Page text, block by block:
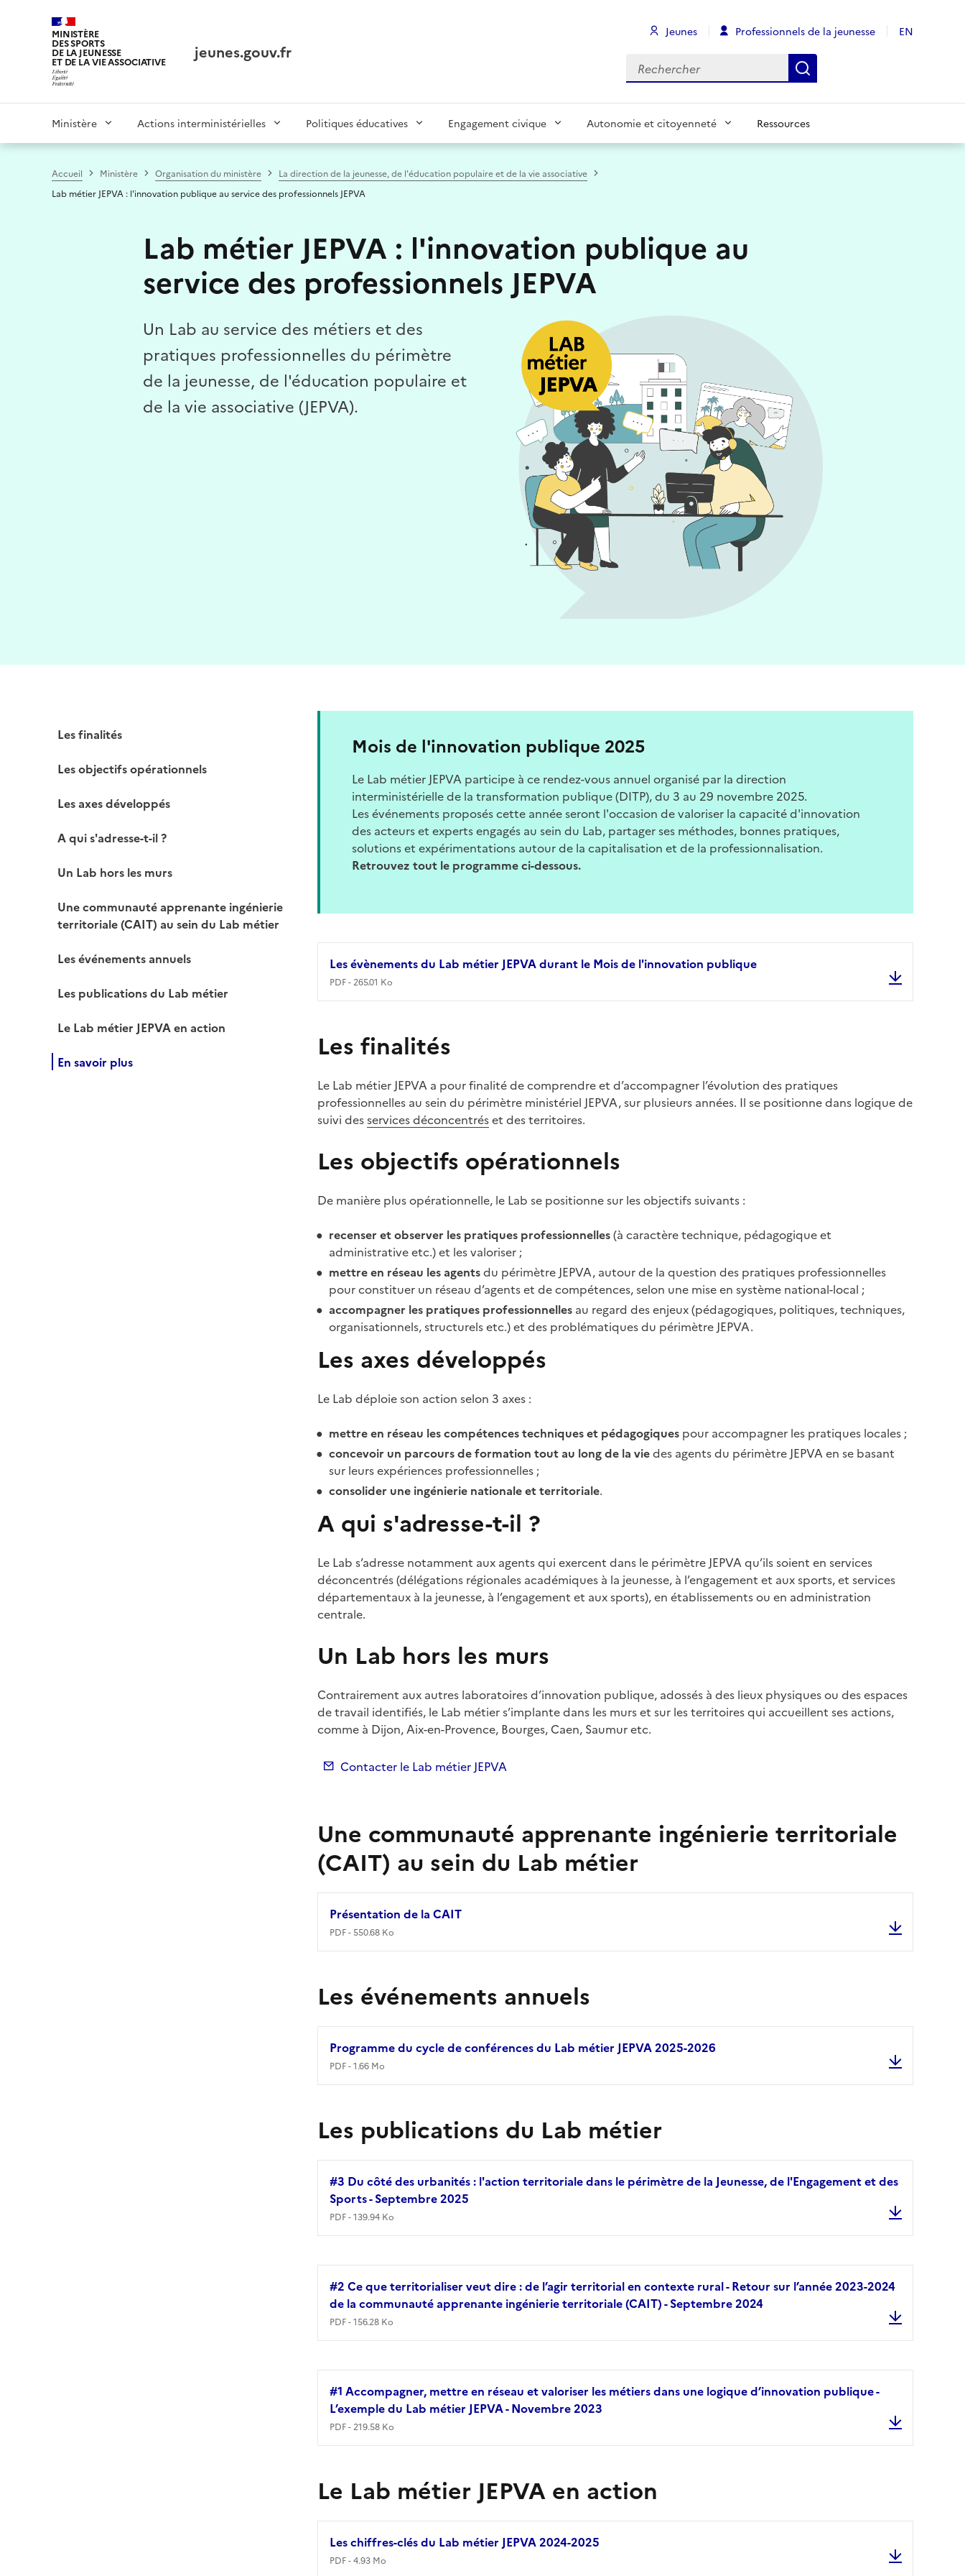
MINISTÈRE
DES SPORTS
DE LA JEUNESSE
ET DE LA VIE ASSOCIATIVE
jeunes.gouv.fr
Jeunes Professionnels de la jeunesse EN
Rechercher
navigation
Ministère Actions interministérielles Politiques éducatives Engagement civique Autonomie et citoyenneté Ressources
Accueil Ministère Organisation du ministère
La direction de la jeunesse, de l'éducation populaire et de la vie associative
Lab métier JEPVA : l'innovation publique au service des professionnels JEPVA
Lab métier JEPVA : l'innovation publique au
service des professionnels JEPVA
Un Lab au service des métiers et des
pratiques professionnelles du périmètre
de la jeunesse, de l'éducation populaire et
de la vie associative (JEPVA).
Les finalités
Les objectifs opérationnels
Les axes développés
A qui s'adresse-t-il ?
Un Lab hors les murs
Une communauté apprenante ingénierie
territoriale (CAIT) au sein du Lab métier
Les événements annuels
Les publications du Lab métier
Le Lab métier JEPVA en action
En savoir plus
Mois de l'innovation publique 2025
Le Lab métier JEPVA participe à ce rendez-vous annuel organisé par la direction
interministérielle de la transformation publique (DITP), du 3 au 29 novembre 2025.
Les événements proposés cette année seront l'occasion de valoriser la capacité d'innovation
des acteurs et experts engagés au sein du Lab, partager ses méthodes, bonnes pratiques,
solutions et expérimentations autour de la capitalisation et de la professionnalisation.
Retrouvez tout le programme ci-dessous.
Les évènements du Lab métier JEPVA durant le Mois de l'innovation publique
PDF - 265.01 Ko Les
Les finalités
Le Lab métier JEPVA a pour finalité de comprendre et d’accompagner l’évolution des pratiques
professionnelles au sein du périmètre ministériel JEPVA, sur plusieurs années. Il se positionne dans logique de
suivi desservices déconcentréset des territoires.
Les objectifs opérationnels
De manière plus opérationnelle, le Lab se positionne sur les objectifs suivants :
recenser et observer les pratiques professionnelles(à caractère technique, pédagogique et
administrative etc.) et les valoriser ;
mettre en réseau les agentsdu périmètre JEPVA, autour de la question des pratiques professionnelles
pour constituer un réseau d’agents et de compétences, selon une mise en système national-local ;
accompagner les pratiques professionnelles au regard des enjeux (pédagogiques, politiques, techniques,
organisationnels, structurels etc.) et des problématiques du périmètre JEPVA.
Les axes développés
Le Lab déploie son action selon 3 axes :
mettre en réseau les compétences techniques et pédagogiques pour accompagner les pratiques locales ;
concevoir un parcours de formation tout au long de la viedes agents du périmètre JEPVA en se basant
sur leurs expériences professionnelles ;
consolider une ingénierie nationale et territoriale.
A qui s'adresse-t-il ?
Le Lab s’adresse notamment aux agents qui exercent dans le périmètre JEPVA qu’ils soient en services
déconcentrés (délégations régionales académiques à la jeunesse, à l’engagement et aux sports, et services
départementaux à la jeunesse, à l’engagement et aux sports), en établissements ou en administration
centrale.
Un Lab hors les murs
Contrairement aux autres laboratoires d’innovation publique, adossés à des lieux physiques ou des espaces
de travail identifiés, le Lab métier s’implante dans les murs et sur les territoires qui accueillent ses actions,
comme à Dijon, Aix-en-Provence, Bourges, Caen, Saumur etc.
Contacter le Lab métier JEPVA
Une communauté apprenante ingénierie territoriale
(CAIT) au sein du Lab métier
Présentation de la CAIT
PDF - 550.68 Ko Présentation
Les événements annuels
Programme du cycle de conférences du Lab métier JEPVA 2025-2026
PDF - 1.66 Mo Programme
Les publications du Lab métier
#3 Du côté des urbanités : l'action territoriale dans le périmètre de la Jeunesse, de l'Engagement et des
Sports - Septembre 2025
PDF - 139.94 Ko #3 Du côté
#2 Ce que territorialiser veut dire : de l’agir territorial en contexte rural - Retour sur l’année 2023-2024
de la communauté apprenante ingénierie territoriale (CAIT) - Septembre 2024
PDF - 156.28 Ko #2 Ce que
#1 Accompagner, mettre en réseau et valoriser les métiers dans une logique d’innovation publique -
L’exemple du Lab métier JEPVA - Novembre 2023
PDF - 219.58 Ko #1
Le Lab métier JEPVA en action
Les chiffres-clés du Lab métier JEPVA 2024-2025
PDF - 4.93 Mo Les chiffres-